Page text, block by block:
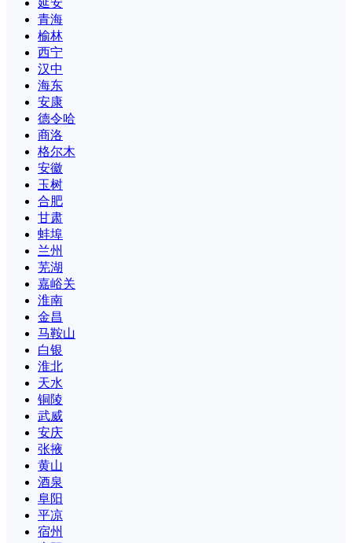
延安
青海
榆林
西宁
汉中
海东
安康
德令哈
商洛
格尔木
安徽
玉树
合肥
甘肃
蚌埠
兰州
芜湖
嘉峪关
淮南
金昌
马鞍山
白银
淮北
天水
铜陵
武威
安庆
张掖
黄山
酒泉
阜阳
平凉
宿州